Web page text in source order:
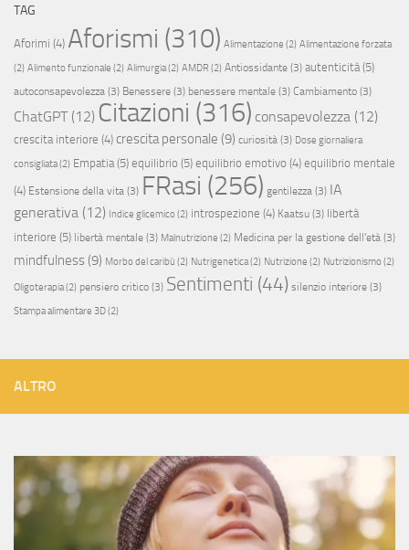
TAG
Aforimi (4) Aforismi (310) Alimentazione (2) Alimentazione forzata
(2) Alimento funzionale (2) Alimurgia(2) AMDR (2) Antiossidante (3) autenticità (5)
autoconsapevolezza (3) Benessere (3) benessere mentale (3) Cambiamento (3)
ChatGPT(12) Citazioni (316) consapevolezza (12)
crescita interiore (4) crescita personale (9) curiosità (3) Dose giornaliera
consigliata(2) Empatia (5) equilibrio (5) equilibrio emotivo (4) equilibrio mentale
(4) Estensione della vita (3) FRasi (256) gentilezza (3) IA
generativa (12) Indice glicemico (2) introspezione (4) Kaatsu (3) libertà
interiore (5) libertà mentale (3) Malnutrizione (2) Medicina per la gestione dell'età (3)
mindfulness (9) Morbo del caribù (2) Nutrigenetica(2) Nutrizione (2) Nutrizionismo (2)
Oligoterapia(2) pensiero critico (3) Sentimenti (44) silenzio interiore (3)
Stampa alimentare 3D(2)
ALTRO